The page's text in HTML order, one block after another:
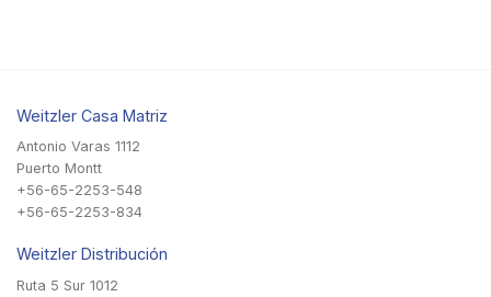
Weitzler Casa Matriz
Antonio Varas 1112
Puerto Montt
+56-65-2253-548
+56-65-2253-834
Weitzler Distribución
Ruta 5 Sur 1012